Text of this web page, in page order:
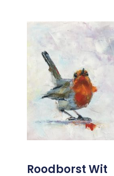
Roodborst Wit